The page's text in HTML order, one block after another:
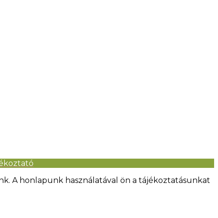
A honlapunk használatával ön a tájékoztatásunkat